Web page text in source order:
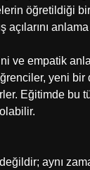
öğretildiği
empatik
yeni
Eğitimde bu
aynı